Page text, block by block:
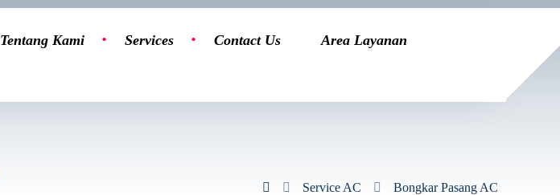
Tentang Kami Services Contact Us Area Layanan
Service AC Bongkar Pasang AC